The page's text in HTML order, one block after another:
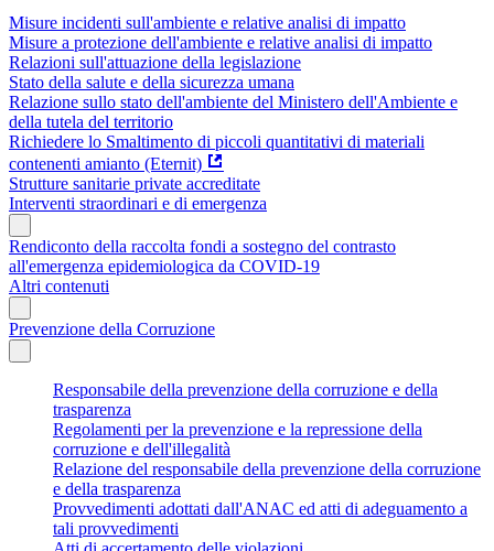
Misure incidenti sull'ambiente e relative analisi di impatto
Misure a protezione dell'ambiente e relative analisi di impatto
Relazioni sull'attuazione della legislazione
Stato della salute e della sicurezza umana
Relazione sullo stato dell'ambiente del Ministero dell'Ambiente e
della tutela del territorio
Richiedere lo Smaltimento di piccoli quantitativi di materiali
contenenti amianto (Eternit)
Strutture sanitarie private accreditate
Interventi straordinari e di emergenza
Rendiconto della raccolta fondi a sostegno del contrasto
all'emergenza epidemiologica da COVID-19
Altri contenuti
Prevenzione della Corruzione
Responsabile della prevenzione della corruzione e della
trasparenza
Regolamenti per la prevenzione e la repressione della
corruzione e dell'illegalità
Relazione del responsabile della prevenzione della corruzione
e della trasparenza
Provvedimenti adottati dall'ANAC ed atti di adeguamento a
tali provvedimenti